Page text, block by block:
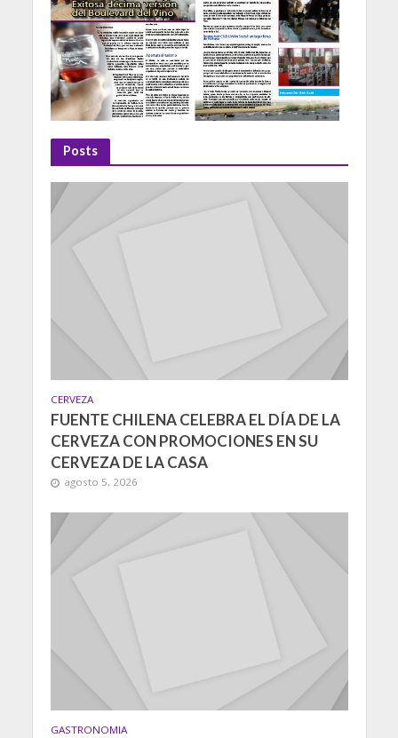
Posts
CERVEZA
FUENTE CHILENA CELEBRA EL DÍA DE LA
CERVEZA CON PROMOCIONES EN SU
CERVEZA DE LA CASA
agosto 5, 2026
GASTRONOMIA